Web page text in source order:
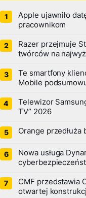
Apple ujawniło
pracownikom
Razer przejmuje
twórców na
Te smartfony
Mobile
Telewizor
TV” 2026
Orange przedłuża
Nowa usługa
CMF przedstawia
otwartej